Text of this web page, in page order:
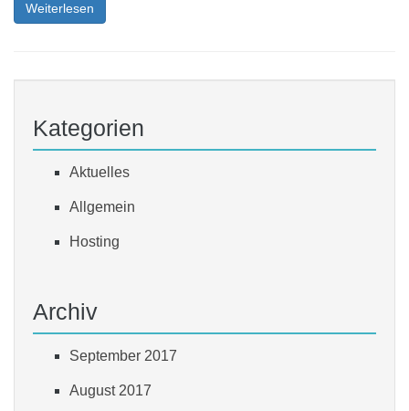
Weiterlesen
Kategorien
Aktuelles
Allgemein
Hosting
Archiv
September 2017
August 2017